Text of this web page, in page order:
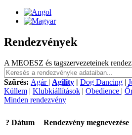
Rendezvények
A MEOESZ és tagszervezeteinek
Szűrés: Agár | Agility | Dog Dancing |
Küllem | Klubkiállítások | Obedience |
Minden rendezvény
? Dátum Rendezvény megnevezése